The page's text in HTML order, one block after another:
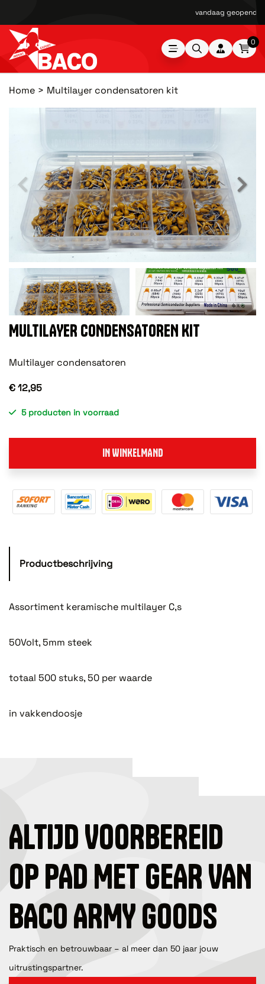
vandaag geopend
0
Home Multilayer condensatoren kit
MULTILAYER CONDENSATOREN KIT
Multilayer condensatoren
€ 12,95
5 producten in voorraad
IN WINKELMAND
Productbeschrijving
Assortiment keramische multilayer C,s
50Volt, 5mm steek
totaal 500 stuks, 50 per waarde
in vakkendoosje
ALTIJD VOORBEREID
OP PAD MET GEAR VAN
BACO ARMY GOODS
Praktisch en betrouwbaar – al meer dan 50 jaar jouw
uitrustingspartner.